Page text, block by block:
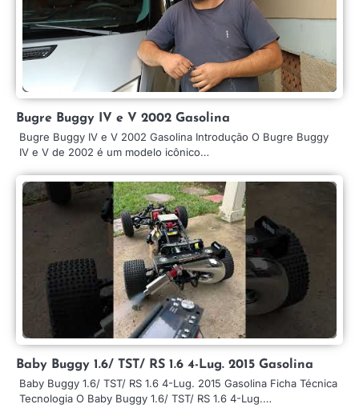
Bugre Buggy IV e V 2002 Gasolina
Bugre Buggy IV e V 2002 Gasolina Introdução O Bugre Buggy
IV e V de 2002 é um modelo icônico…
Baby Buggy 1.6/ TST/ RS 1.6 4-Lug. 2015 Gasolina
Baby Buggy 1.6/ TST/ RS 1.6 4-Lug. 2015 Gasolina Ficha Técnica
Tecnologia O Baby Buggy 1.6/ TST/ RS 1.6 4-Lug.…